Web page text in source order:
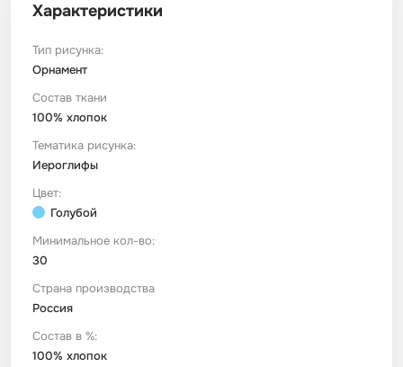
Характеристики
Тип рисунка:
Орнамент
Состав ткани
100% хлопок
Тематика рисунка:
Иероглифы
Цвет:
Голубой
Минимальное кол-во:
30
Страна производства
Россия
Состав в %:
100% хлопок
Сатин Страйп
Сатин Твил
Сетка
Ситец
Спанбонд
ТиСи Твил
Трикотаж
Тюль
Фланель
Флис
Город / архитектура
Морская тема
Космос
Техника / транспорт
Этнический